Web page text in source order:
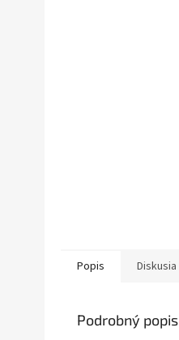
Popis Diskusia
Podrobný popis